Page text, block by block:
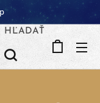
HĽADAŤ